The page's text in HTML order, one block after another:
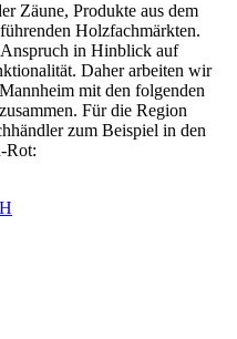
Zäune, Produkte aus dem
Holzfachmärkten.
in Hinblick auf
Daher arbeiten wir
mit den folgenden
Für die Region
zum Beispiel in den
Rot: